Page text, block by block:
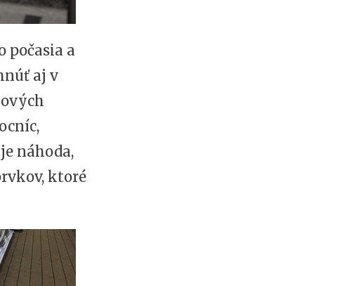
počasia a
aj v
náhoda,
ktoré